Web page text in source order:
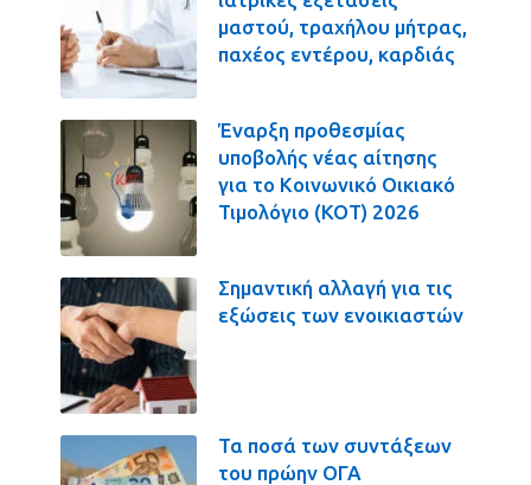
μαστού, τραχήλου μήτρας,
παχέος εντέρου, καρδιάς
Έναρξη προθεσμίας
υποβολής νέας αίτησης
για το Κοινωνικό Οικιακό
Τιμολόγιο (ΚΟΤ) 2026
Σημαντική αλλαγή για τις
εξώσεις των ενοικιαστών
Τα ποσά των συντάξεων
του πρώην ΟΓΑ